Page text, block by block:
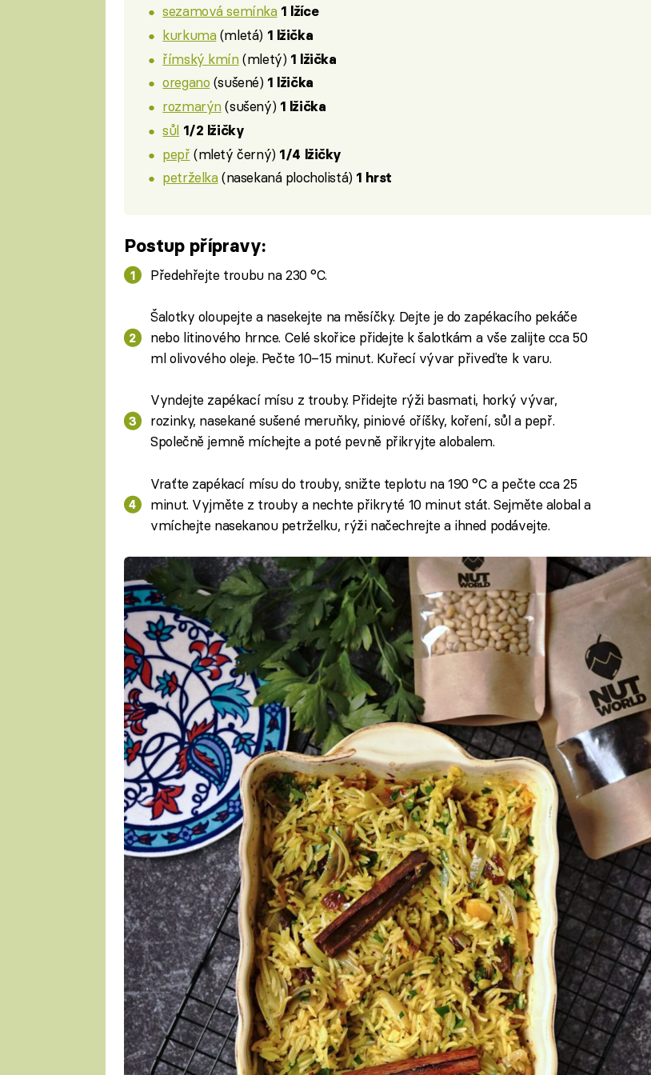
sezamová semínka 1 lžíce
kurkuma(mletá) 1 lžička
římský kmín(mletý) 1 lžička
oregano (sušené) 1 lžička
rozmarýn(sušený) 1 lžička
sůl 1/2 lžičky
pepř (mletý černý) 1/4 lžičky
petrželka(nasekaná plocholistá) 1 hrst
Postup přípravy:
Předehřejte troubu na 230 °C.
Šalotky oloupejte a nasekejte na měsíčky. Dejte je do zapékacího pekáče
nebo litinového hrnce. Celé skořice přidejte k šalotkám a vše zalijte cca 50
ml olivového oleje. Pečte 10–15 minut. Kuřecí vývar přiveďte k varu.
Vyndejte zapékací mísu z trouby. Přidejte rýži basmati, horký vývar,
rozinky, nasekané sušené meruňky, piniové oříšky, koření, sůl a pepř.
Společně jemně míchejte a poté pevně přikryjte alobalem.
Vraťte zapékací mísu do trouby, snižte teplotu na 190 °C a pečte cca 25
minut. Vyjměte z trouby a nechte přikryté 10 minut stát. Sejměte alobal a
vmíchejte nasekanou petrželku, rýži načechrejte a ihned podávejte.